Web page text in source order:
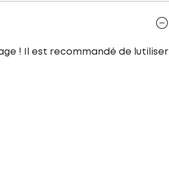
! Il est recommandé de lutiliser